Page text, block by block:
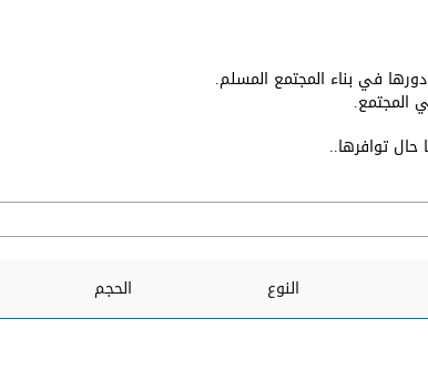
دورها في بناء المجتمع المسلم.
المجتمع.
توافرها..
النوع الحجم